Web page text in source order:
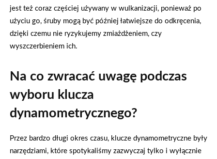
jest też coraz częściej używany w wulkanizacji, ponieważ po
użyciu go, śruby mogą być później łatwiejsze do odkręcenia,
dzięki czemu nie ryzykujemy zmiażdżeniem, czy
wyszczerbieniem ich.
Na co zwracać uwagę podczas
wyboru klucza
dynamometrycznego?
Przez bardzo długi okres czasu, klucze dynamometryczne były
narzędziami, które spotykaliśmy zazwyczaj tylko i wyłącznie